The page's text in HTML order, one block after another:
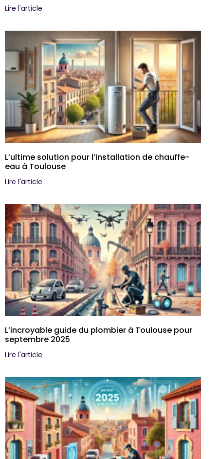
Lire l'article
L’ultime solution pour l’installation de chauffe-
eau à Toulouse
Lire l'article
L’incroyable guide du plombier à Toulouse pour
septembre 2025
Lire l'article